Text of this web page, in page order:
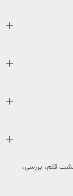
قلم، بررسی،